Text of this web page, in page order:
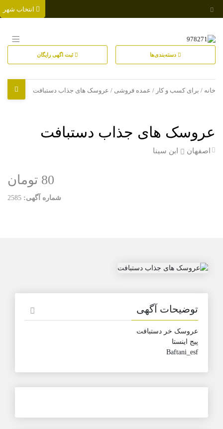
دسته‌بندی‌ها ثبت اگهی رایگان
خانه / برای کسب و کار / عمده فروشی / عروسک های جذاب دستبافت
عروسک های جذاب دستبافت
اصفهان ابن سینا
80 تومان
شماره آگهی: 2585
توضیحات آگهی
عروسک خر دستبافت
پیج اینستا
Baftani_esf